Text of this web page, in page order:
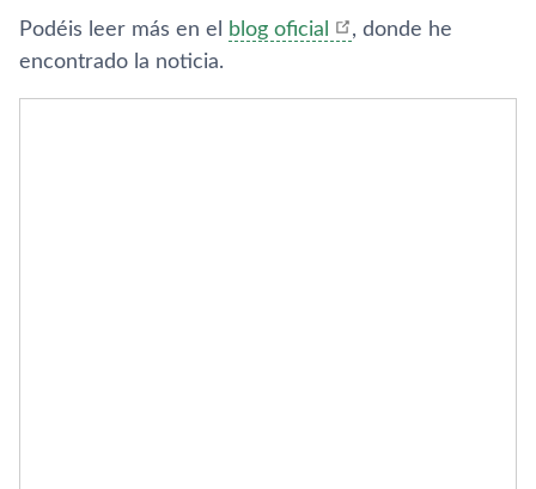
Podéis leer más en el blog oficial
, donde he
encontrado la noticia.